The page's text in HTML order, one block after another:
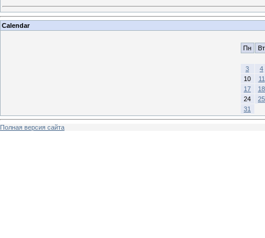
Calendar
Пн Вт
3
4
10
11
17
18
24
25
31
Полная версия сайта